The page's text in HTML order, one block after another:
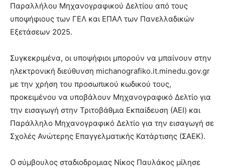
Παραλλήλου Μηχανογραφικού Δελτίου από τους
υποψήφιους των ΓΕΛ και ΕΠΑΛ των Πανελλαδικών
Εξετάσεων 2025.
Συγκεκριμένα, οι υποψήφιοι μπορούν να μπαίνουν στην
ηλεκτρονική διεύθυνση michanografiko.it.minedu.gov.gr
με την χρήση του προσωπικού κωδικού τους,
προκειμένου να υποβάλουν Μηχανογραφικό Δελτίο για
την εισαγωγή στην Τριτοβάθμια Εκπαίδευση (ΑΕΙ) και
Παράλληλο Μηχανογραφικό Δελτίο για την εισαγωγή σε
Σχολές Ανώτερης Επαγγελματικής Κατάρτισης (ΣΑΕΚ).
Ο σύμβουλος σταδιοδρομιας Νίκος Παυλάκος μίλησε